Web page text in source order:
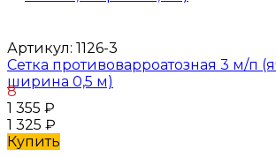
Артикул: 1126-3
Сетка противоварроатозная 3 м/п
ширина 0,5 м)
8
1 355 ₽
1 325 ₽
Купить